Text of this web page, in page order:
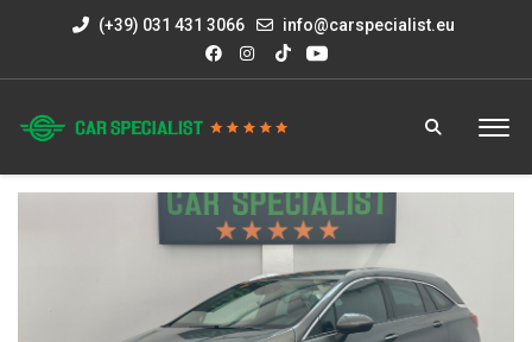
(+39) 031 431 3066 info@carspecialist.eu